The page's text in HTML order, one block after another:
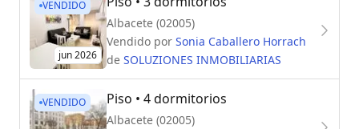
VENDIDO
jun 2026
Albacete (02005)
Vendido por Sonia Caballero Horrach
de SOLUZIONES INMOBILIARIAS
VENDIDO Piso • 4 dormitorios
Albacete (02005)